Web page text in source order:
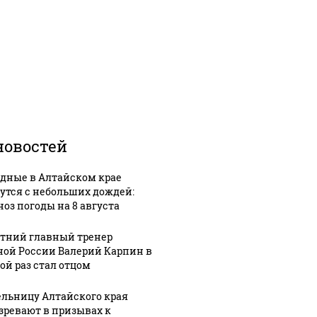
в Алтайском крае
с небольших дождей:
погоды на 8 августа
главный тренер
России Валерий Карпин в
раз стал отцом
Алтайского края
в призывах к